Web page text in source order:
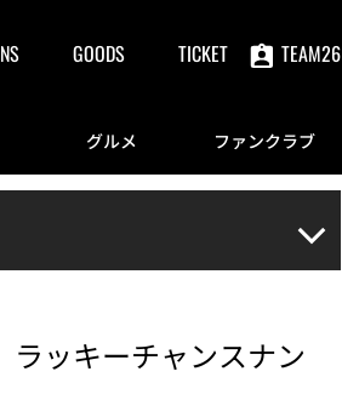
GOODS TICKET TEAM26
グルメ ファンクラブ
ッキーチャンスナン